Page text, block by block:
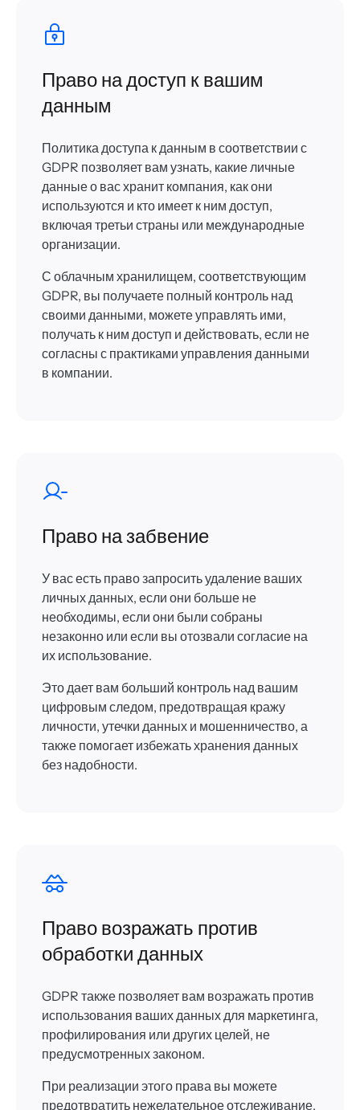
Право на доступ к вашим
данным
Политика доступа к данным в соответствии с
GDPR позволяет вам узнать, какие личные
данные о вас хранит компания, как они
используются и кто имеет к ним доступ,
включая третьи страны или международные
организации.
С облачным хранилищем, соответствующим
GDPR, вы получаете полный контроль над
своими данными, можете управлять ими,
получать к ним доступ и действовать, если не
согласны с практиками управления данными
в компании.
Право на забвение
У вас есть право запросить удаление ваших
личных данных, если они больше не
необходимы, если они были собраны
незаконно или если вы отозвали согласие на
их использование.
Это дает вам больший контроль над вашим
цифровым следом, предотвращая кражу
личности, утечки данных и мошенничество, а
также помогает избежать хранения данных
без надобности.
Право возражать против
обработки данных
GDPR также позволяет вам возражать против
использования ваших данных для маркетинга,
профилирования или других целей, не
предусмотренных законом.
При реализации этого права вы можете
предотвратить нежелательное отслеживание,